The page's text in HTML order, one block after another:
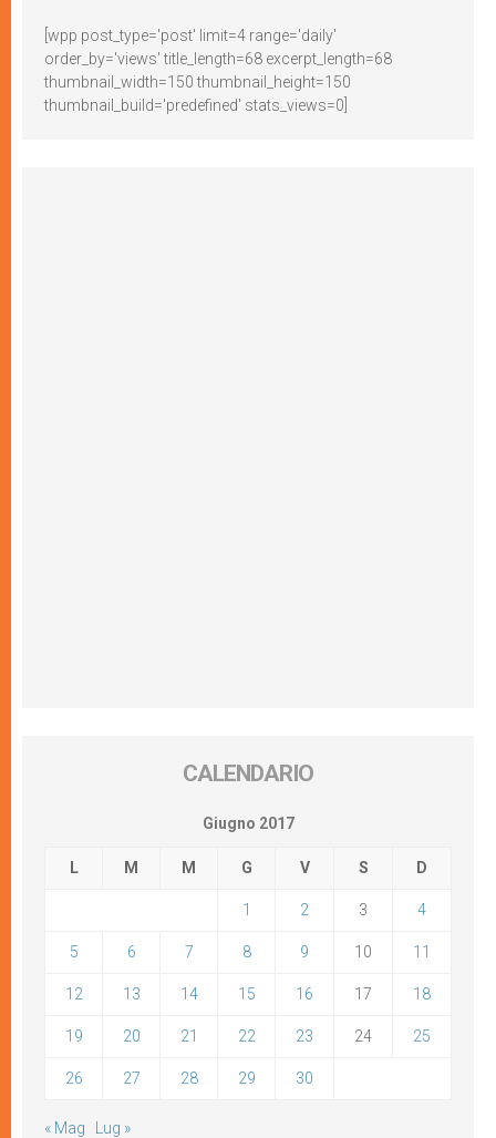
[wpp post_type='post' limit=4 range='daily'
order_by='views' title_length=68 excerpt_length=68
thumbnail_width=150 thumbnail_height=150
thumbnail_build='predefined' stats_views=0]
CALENDARIO
Giugno 2017
L M M G V S D
1 2 3 4
5 6 7 8 9 10 11
12 13 14 15 16 17 18
19 20 21 22 23 24 25
26 27 28 29 30
« Mag Lug »